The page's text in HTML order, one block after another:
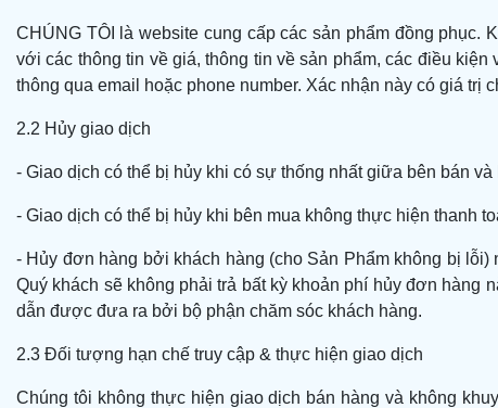
CHÚNG TÔI là website cung cấp các sản phẩm đồng
với các thông tin về giá, thông tin về sản phẩm, các điều
thông qua email hoặc phone number. Xác nhận này có giá trị
2.2 Hủy giao dịch
- Giao dịch có thể bị hủy khi có sự thống nhất giữa bên bán và
- Giao dịch có thể bị hủy khi bên mua không thực hiện thanh
- Hủy đơn hàng bởi khách hàng (cho Sản Phẩm không bị
Quý khách sẽ không phải trả bất kỳ khoản phí hủy đơn
dẫn được đưa ra bởi bộ phận chăm sóc khách hàng.
2.3 Đối tượng hạn chế truy cập & thực hiện giao dịch
Chúng tôi không thực hiện giao dịch bán hàng và không